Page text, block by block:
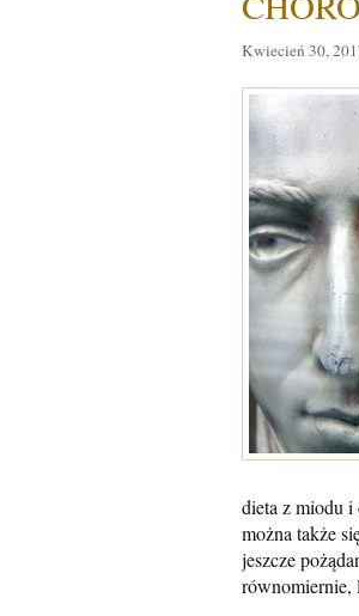
Kwiecień 30,
dieta z miodu
można także
jeszcze
równomiernie,